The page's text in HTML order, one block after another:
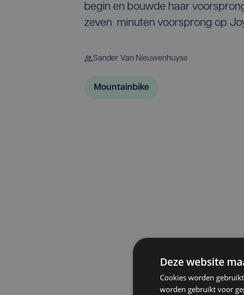
begin en bouwde haar
zeven minuten voorsprong op
Sander Van Nieuwenhuyse
Mountainbike
Deze website
Cookies worden
worden gebruikt voor